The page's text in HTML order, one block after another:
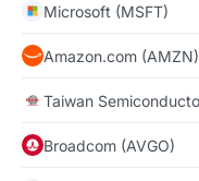
Microsoft (MSFT)
Amazon.com (AMZN)
Taiwan
Broadcom (AVGO)